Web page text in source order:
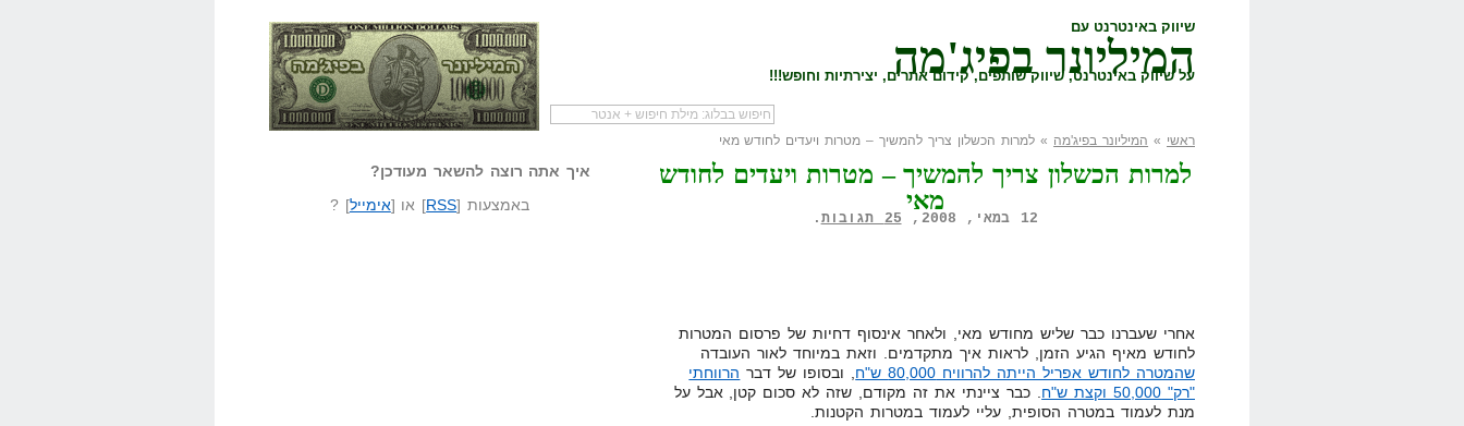
שיווק באינטרנט עם
המיליונר בפיג'מה
על שיווק באינטרנט, שיווק שותפים, קידום אתרים, יצירתיות וחופש!!!
שאל שאלה המיליונר בפיג'מה שיווק שותפים
לעמוד הראשי של
הבלוג
ראשי » המיליונר בפיג'מה » למרות הכשלון צריך להמשיך – מטרות ויעדים לחודש מאי
למרות הכשלון צריך להמשיך – מטרות ויעדים לחודש
מאי
12 במאי, 2008, 25 תגובות .
אחרי שעברנו כבר שליש מחודש מאי, ולאחר אינסוף דחיות של פרסום המטרות
לחודש מאיף הגיע הזמן, לראות איך מתקדמים. וזאת במיוחד לאור העובדה
שהמטרה לחודש אפריל הייתה להרוויח 80,000 ש"ח
, ובסופו של דבר הרווחתי
"רק" 50,000 וקצת ש"ח
. כבר ציינתי את זה מקודם, שזה לא סכום קטן, אבל על
מנת לעמוד במטרה הסופית, עליי לעמוד במטרות הקטנות.
איך אתה רוצה להשאר מעודכן?
באמצעות [RSS] או [אימייל] ?